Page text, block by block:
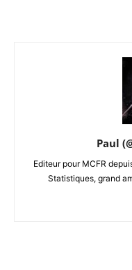
Paul
Editeur pour MCFR
Statistiques, grand